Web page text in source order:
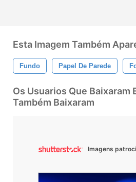
Esta Imagem Também
Fundo Papel De Parede
Os Usuarios Que Baixaram
Também Baixaram
Imagens